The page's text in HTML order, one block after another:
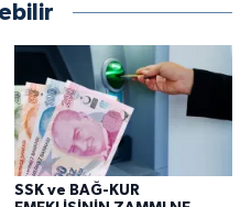
SSK ve BAĞ-KUR